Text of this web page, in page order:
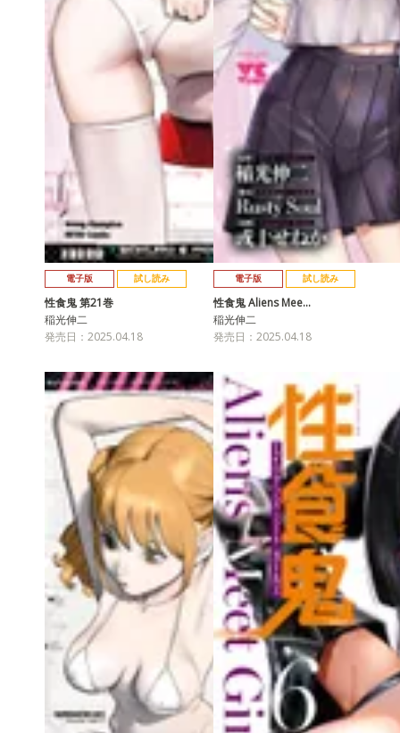
電子版 試し読み
性食鬼 第21巻
稲光伸二
発売日：2025.04.18
電子版 試し読み
性食鬼 Aliens Mee…
稲光伸二
発売日：2025.04.18